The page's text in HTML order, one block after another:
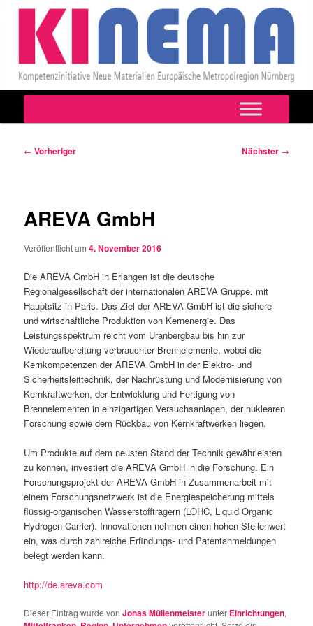
Beitragsnavigation
← Vorheriger Nächster →
AREVA GmbH
Veröffentlicht am4. November 2016
Die AREVA GmbH in Erlangen ist die deutsche
Regionalgesellschaft der internationalen AREVA Gruppe, mit
Hauptsitz in Paris. Das Ziel der AREVA GmbH ist die sichere
und wirtschaftliche Produktion von Kernenergie. Das
Leistungsspektrum reicht vom Uranbergbau bis hin zur
Wiederaufbereitung verbrauchter Brennelemente, wobei die
Kernkompetenzen der AREVA GmbH in der Elektro- und
Sicherheitsleittechnik, der Nachrüstung und Modernisierung von
Kernkraftwerken, der Entwicklung und Fertigung von
Brennelementen in einzigartigen Versuchsanlagen, der nuklearen
Forschung sowie dem Rückbau von Kernkraftwerken liegen.
Um Produkte auf dem neusten Stand der Technik gewährleisten
zu können, investiert die AREVA GmbH in die Forschung. Ein
Forschungsprojekt der AREVA GmbH in Zusammenarbeit mit
einem Forschungsnetzwerk ist die Energiespeicherung mittels
flüssig-organischen Wasserstoffträgern (LOHC, Liquid Organic
Hydrogen Carrier). Innovationen nehmen einen hohen Stellenwert
ein, was durch zahlreiche Erfindungs- und Patentanmeldungen
belegt werden kann.
http://de.areva.com
Dieser Eintrag wurde vonJonas Müllenmeisterunter Einrichtungen,